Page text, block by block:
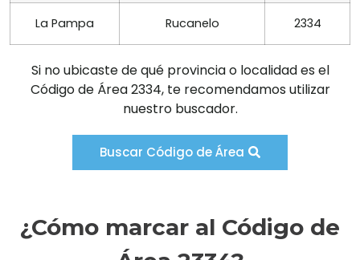
La Pampa Rucanelo 2334
Si no ubicaste de qué provincia o localidad es el
Código de Área 2334, te recomendamos utilizar
nuestro buscador.
Buscar Código de Área
¿Cómo marcar al Código de